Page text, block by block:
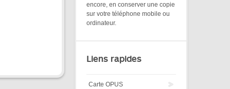
encore, en conserver une copie
sur votre téléphone mobile ou
ordinateur.
Liens rapides
Carte OPUS